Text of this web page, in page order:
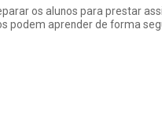
os alunos para prestar
podem aprender de forma